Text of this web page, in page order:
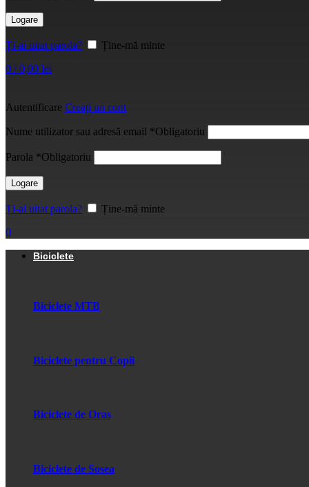
Logare
Ți-ai uitat parola?
Ține-mă minte
0 / 0,00 lei
Autentificare Creați un cont
Nume utilizator sau adresă email *Obligatoriu
Parola *Obligatoriu
Logare
Ți-ai uitat parola?
Ține-mă minte
0
Biciclete
Biciclete MTB
Biciclete pentru Copii
Biciclete de Oras
Biciclete de Sosea